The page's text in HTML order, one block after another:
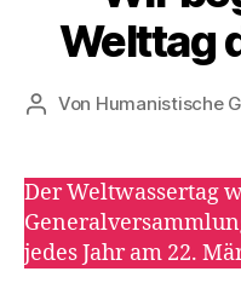
S
T
E
Welttag
Beitragsautor
Von Humanistische
Der Weltwassertag
jedes Jahr am 22.